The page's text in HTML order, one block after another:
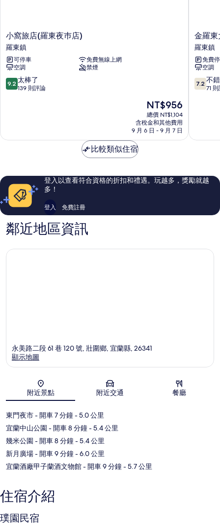
小
窩
旅
店
(羅
東
夜
小窩旅店(羅東夜巿店)
羅東鎮
可停車
免費無線上網
空調
禁煙
9.2
分，
棒
評
論
9.2 太棒了
139 則評論
現
在
價
格
為
NT$956
總價 NT$1,104
含稅金和其他費用
9 月 6 日 - 9 月 7 日
金
羅
東
大
飯
店
羅
金羅東
羅東鎮
免費
空調
7.2
分，
錯
評
論
7.2 不
71
比較類似住宿
登入以查看符合資格的折扣和禮遇。玩越多，獎勵就越
多！
登入 免費註冊
鄰近地區資訊
地圖
永美路二段 61 巷 120 號, 壯圍鄉, 宜蘭縣, 26341
顯示地圖
附近景點 附近交通 餐廳
東門夜市- 開車 7 分鐘- 5.0 公里
宜蘭中山公園 - 開車 8 分鐘- 5.4 公里
幾米公園 - 開車 8 分鐘- 5.4 公里
新月廣場- 開車 9 分鐘- 6.0 公里
宜蘭酒廠甲子蘭酒文物館- 開車 9 分鐘- 5.7 公里
住宿介紹
璞園民宿